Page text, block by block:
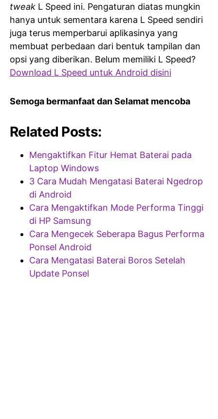
tweak L Speed ini. Pengaturan diatas mungkin
hanya untuk sementara karena L Speed sendiri
juga terus memperbarui aplikasinya yang
membuat perbedaan dari bentuk tampilan dan
opsi yang diberikan. Belum memiliki L Speed?
Download L Speed untuk Android disini
Semoga bermanfaat dan Selamat mencoba
Related Posts:
Mengaktifkan Fitur Hemat Baterai pada
Laptop Windows
3 Cara Mudah Mengatasi Baterai Ngedrop
di Android
Cara Mengaktifkan Mode Performa Tinggi
di HP Samsung
Cara Mengecek Seberapa Bagus Performa
Ponsel Android
Cara Mengatasi Baterai Boros Setelah
Update Ponsel